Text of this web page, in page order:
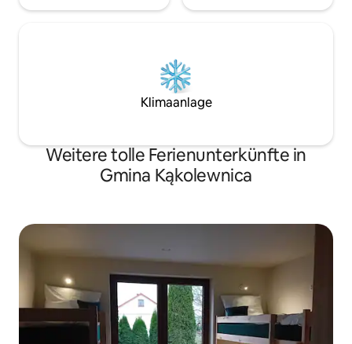
Klimaanlage
Weitere tolle Ferienunterkünfte in
Gmina Kąkolewnica